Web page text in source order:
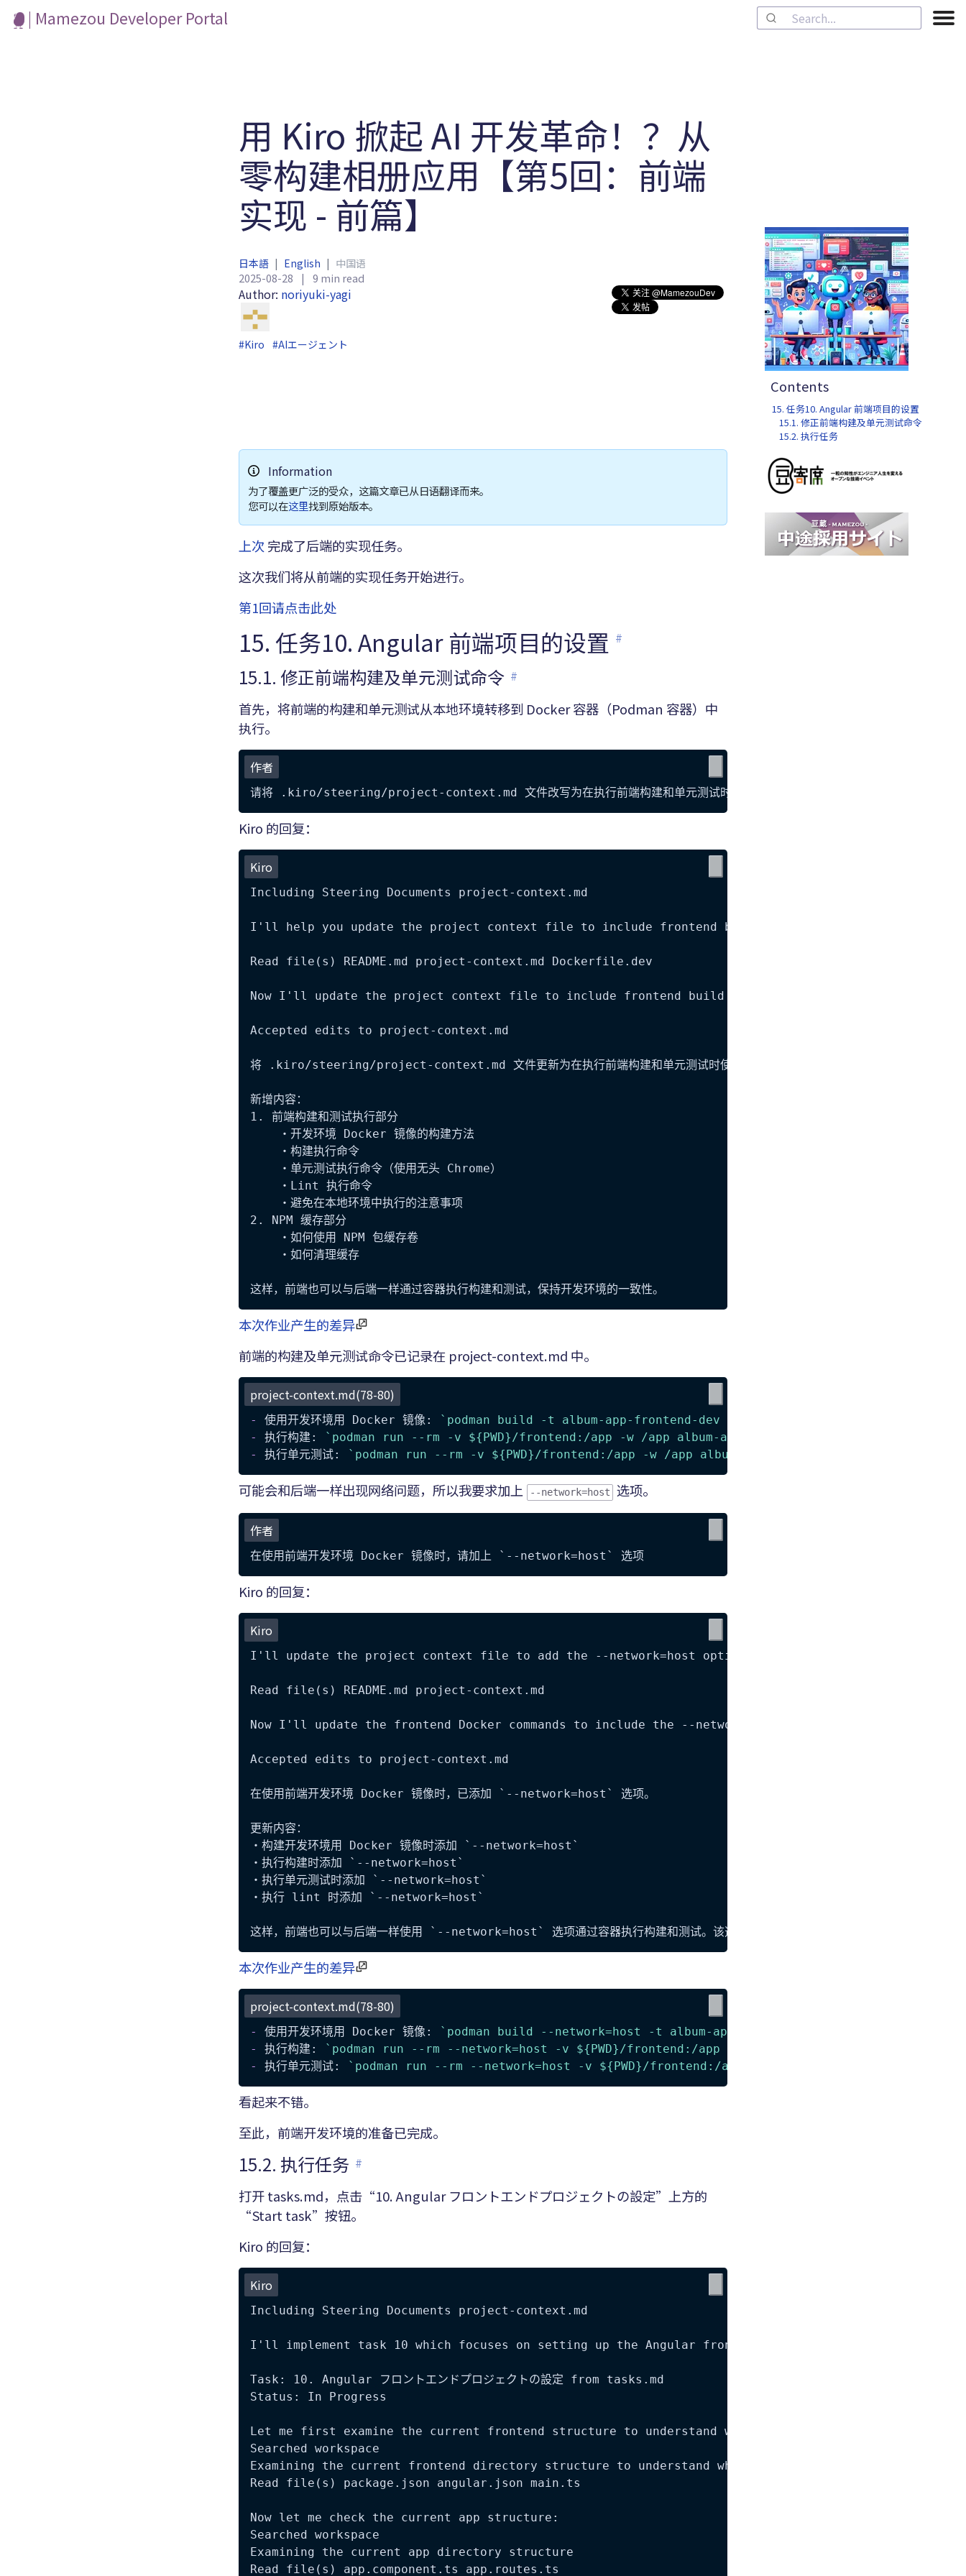
| Mamezou Developer Portal
Contents
15. 任务10. Angular 前端项目的设置
15.1. 修正前端构建及单元测试命令
15.2. 执行任务
用 Kiro 掀起 AI 开发革命！？从
零构建相册应用【第5回：前端
实现 - 前篇】
日本語 | English | 中国语
2025-08-28 | 9 min read
Author: noriyuki-yagi
#Kiro #AIエージェント
Information
为了覆盖更广泛的受众，这篇文章已从日语翻译而来。
您可以在这里找到原始版本。
上次 完成了后端的实现任务。
这次我们将从前端的实现任务开始进行。
第1回请点击此处
15. 任务10. Angular 前端项目的设置 #
15.1. 修正前端构建及单元测试命令 #
首先，将前端的构建和单元测试从本地环境转移到 Docker 容器（Podman 容器）中
执行。
作者
Kiro 的回复：
Kiro
Including Steering Documents project-context.md
I'll help you update the project context file to include frontend build and unit test execution
Read file(s) README.md project-context.md Dockerfile.dev
Now I'll update the project context file to include frontend build and unit test execution using the
Accepted edits to project-context.md
将 .kiro/steering/project-context.md 文件更新为在执行前端构建和单元测试时使用开发环境用的 Docker 镜像。
新增内容：
1. 前端构建和测试执行部分
    ・开发环境 Docker 镜像的构建方法
    ・构建执行命令
    ・单元测试执行命令（使用无头 Chrome）
    ・Lint 执行命令
    ・避免在本地环境中执行的注意事项
2. NPM 缓存部分
    ・如何使用 NPM 包缓存卷
    ・如何清理缓存
本次作业产生的差异
前端的构建及单元测试命令已记录在 project-context.md 中。
project-context.md(78-80)
- 使用开发环境用 Docker 镜像:
`podman build -t album-app-frontend-dev -f frontend/Dockerfile.dev
-
执行构建:
`podman run --rm -v ${PWD}/frontend:/app -w /app album-app-frontend-dev npm run build`
-
执行单元测试: `podman run --rm -v ${PWD}/frontend:/app -w /app album-app-frontend-dev npm test -- --
可能会和后端一样出现网络问题，所以我要求加上 --network=host 选项。
作者
Kiro 的回复：
Kiro
I'll update the project context file to add the --network=host option to the frontend Docker
Read file(s) README.md project-context.md
Now I'll update the frontend Docker commands to include the --network=host option, similar to how
Accepted edits to project-context.md
在使用前端开发环境 Docker 镜像时，已添加 `--network=host` 选项。
更新内容：
・构建开发环境用 Docker 镜像时添加 `--network=host`
・执行构建时添加 `--network=host`
・执行单元测试时添加 `--network=host`
・执行 lint 时添加 `--network=host`
本次作业产生的差异
project-context.md(78-80)
- 使用开发环境用 Docker 镜像:
`podman build --network=host -t album-app-frontend-dev -f frontend/
-
执行构建:
`podman run --rm --network=host -v ${PWD}/frontend:/app -w /app album-app-frontend-dev
-
执行单元测试: `podman run --rm --network=host -v ${PWD}/frontend:/app -w /app album-app-frontend-
看起来不错。
至此，前端开发环境的准备已完成。
15.2. 执行任务 #
打开 tasks.md，点击“10. Angular フロントエンドプロジェクトの設定”上方的
“Start task”按钮。
Kiro 的回复：
Kiro
Including Steering Documents project-context.md
I'll implement task 10 which focuses on setting up the Angular frontend project with Angular
Task: 10. Angular フロントエンドプロジェクトの設定 from tasks.md
Status: In Progress
Let me first examine the current frontend structure to understand what's already in place:
Searched workspace
Examining the current frontend directory structure to understand what's already implemented
Read file(s) package.json angular.json main.ts
Now let me check the current app structure:
Searched workspace
Examining the current app directory structure
Read file(s) app.component.ts app.routes.ts